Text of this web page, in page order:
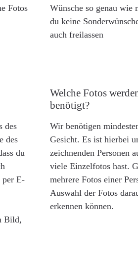
Fotos
Wünsche so genau wie
du keine
auch freilassen
des
des
du
per E-
Bild,
Welche Fotos
benötigt?
Wir benötigen
Gesicht. Es ist hierbei
zeichnenden Personen
viele Einzelfotos hast.
mehrere Fotos einer
Auswahl der Fotos
erkennen können.